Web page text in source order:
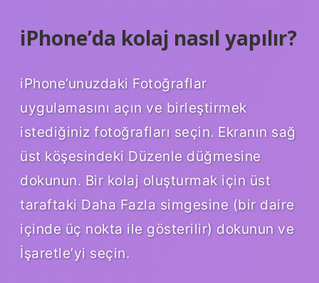
iPhone’da kolaj nasıl yapılır?
iPhone’unuzdaki Fotoğraflar
uygulamasını açın ve birleştirmek
istediğiniz fotoğrafları seçin. Ekranın sağ
üst köşesindeki Düzenle düğmesine
dokunun. Bir kolaj oluşturmak için üst
taraftaki Daha Fazla simgesine (bir daire
içinde üç nokta ile gösterilir) dokunun ve
İşaretle’yi seçin.